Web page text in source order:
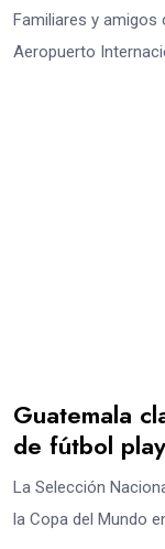
Familiares y amigos
Aeropuerto
Guatemala
de fútbol
La Selección
la Copa del Mundo